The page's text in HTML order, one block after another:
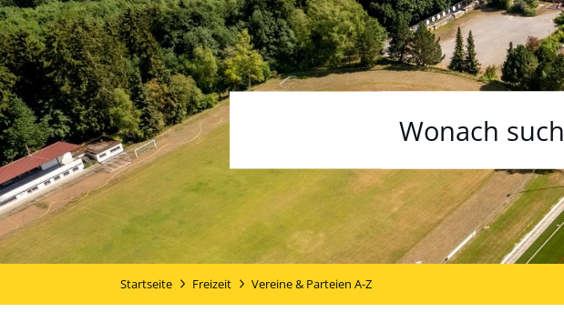
Startseite Freizeit Vereine & Parteien A-Z